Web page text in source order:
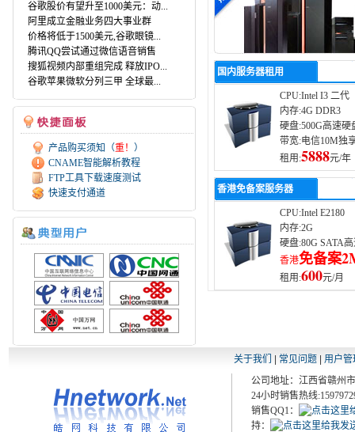
江西翔鹭钨业有限公司
深圳市易思达软件技术有限公司
长沙市合创房地产经纪有限公司
赣州市森海健康科技有限公司
长沙长生源生物科技有限公司
广州生命之光电子科技有限公司
深圳护航时代数据恢复中心
广州舒乐电子科技有限公司
北票市宝力洁实验室装备制造有限公
湖南蓝略品牌设计有限公司
在线数学解题网
广东欧陆590直流调速器维修中心
沈阳福尔达网络信息技术有限公司
滋补网
俊映绘化妆网
兰之德养花网
尚德信健康网
云品源茶道网
6G网络
谷歌股价有望升至1000美元：动...
阿里成立金融业务四大事业群
价格将低于1500美元,谷歌眼镜...
腾讯QQ尝试通过微信语音销售
搜狐视频内部重组完成 释放IPO...
谷歌苹果微软分列三甲 全球最...
产品购买须知（重！ ）
CNAME智能解析教程
FTP工具下载速度测试
快速支付通道
国内服务器租用
CPU:Intel I3 二代
内存:4G DDR3
硬盘:500G高速硬
带宽:电信10M独
租用:5888元/年
香港免备案服务器
CPU:Intel E2180
内存:2G
硬盘:80G SATA
香港免备案
租用:600元/月
关于我们 常见问题
用户管
公司地址：江西省赣州
24小时销售热线
销售QQ1：
持：